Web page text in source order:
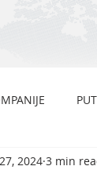
2024 3 min